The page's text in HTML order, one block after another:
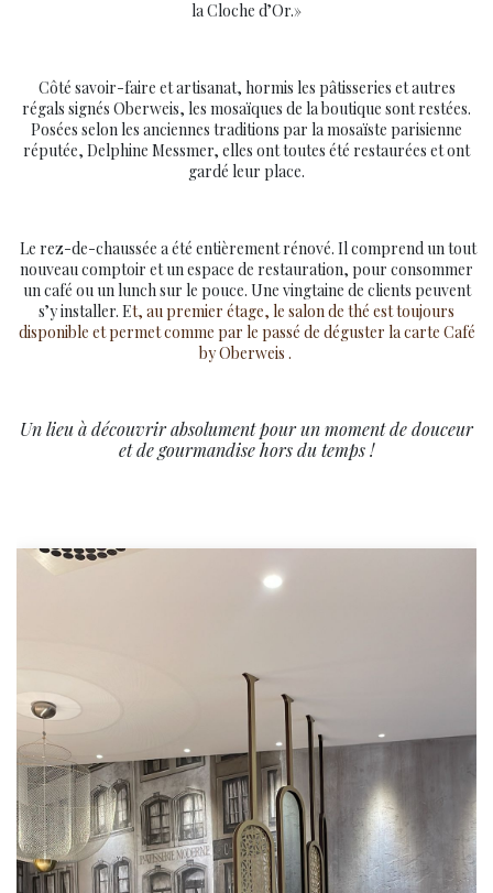
la Cloche d’Or.»
Côté savoir-faire et artisanat, hormis les pâtisseries et autres
régals signés Oberweis, les mosaïques de la boutique sont restées.
Posées selon les anciennes traditions par la mosaïste parisienne
réputée, Delphine Messmer, elles ont toutes été restaurées et ont
gardé leur place.
Le rez-de-chaussée a été entièrement rénové. Il comprend un tout
nouveau comptoir et un espace de restauration, pour consommer
un café ou un lunch sur le pouce. Une vingtaine de clients peuvent
s’y installer. Et, au premier étage, le salon de thé est toujours
disponible et permet comme par le passé de déguster la carte Café
by Oberweis .
Un lieu à découvrir absolument pour un moment de douceur
et de gourmandise hors du temps !